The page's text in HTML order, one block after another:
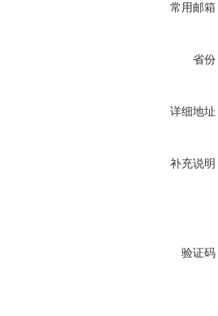
常用邮箱
省份
详细地址
补充说明
验证码